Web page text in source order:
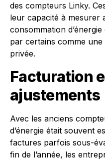
des compteurs Linky.
leur capacité à mesurer
consommation
par certains comme
privée.
Facturation
ajustements
Avec les anciens
d’énergie était souvent
factures parfois sous-
fin de l’année, les